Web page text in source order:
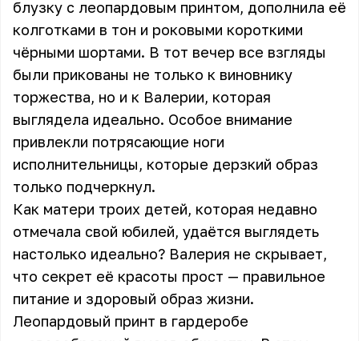
блузку с леопардовым принтом, дополнила её
колготками в тон и роковыми короткими
чёрными шортами. В тот вечер все взгляды
были прикованы не только к виновнику
торжества, но и к Валерии, которая
выглядела идеально. Особое внимание
привлекли потрясающие ноги
исполнительницы, которые дерзкий образ
только подчеркнул.
Как матери троих детей, которая недавно
отмечала свой юбилей, удаётся выглядеть
настолько идеально? Валерия не скрывает,
что секрет её красоты прост — правильное
питание и здоровый образ жизни.
Леопардовый принт в гардеробе